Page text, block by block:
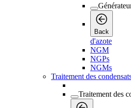
Back
d'azote
NGM
NGPs
NGMs
Traitement des
Traitement des